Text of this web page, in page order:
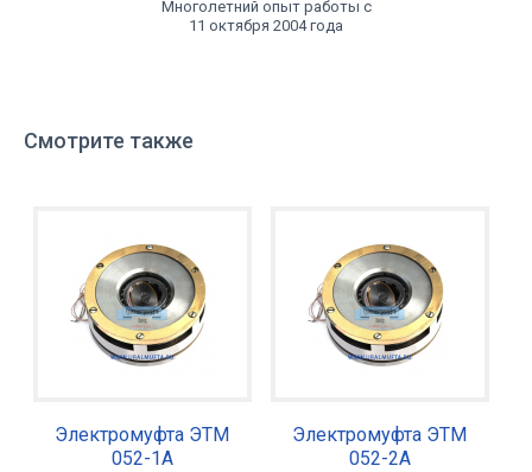
Многолетний опыт работы с
11 октября 2004 года
Смотрите также
Электромуфта ЭТМ
052-1А
Электромуфта ЭТМ
052-2А